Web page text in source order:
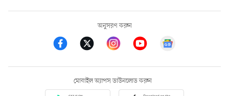
অনুসরণ করুন
মোবাইল অ্যাপস ডাউনলোড করুন